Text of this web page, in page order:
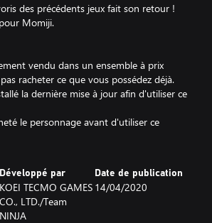
des précédents jeux fait son retour !
Momiji.
vendu dans un ensemble à prix
racheter ce que vous possédez déjà.
la dernière mise à jour afin d'utiliser ce
le personnage avant d'utiliser ce
Développé par
KOEI TECMO GAMES
CO., LTD./Team
NINJA
Date de publication
14/04/2020